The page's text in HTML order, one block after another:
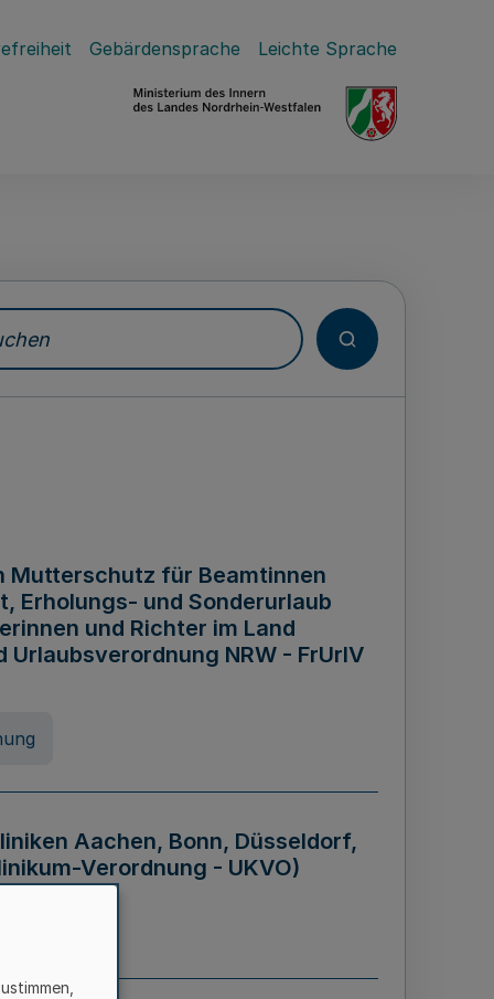
Gebärdensprache Leichte Sprache
Mutterschutz für Beamtinnen
Erholungs- und Sonderurlaub
und Richter im Land
NRW - FrUrlV
Aachen, Bonn, Düsseldorf,
Verordnung - UKVO)